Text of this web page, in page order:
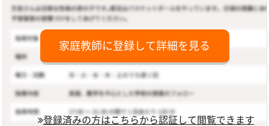
家庭教師に登録して詳細を見る
登録済みの方はこちらから認証して閲覧できます